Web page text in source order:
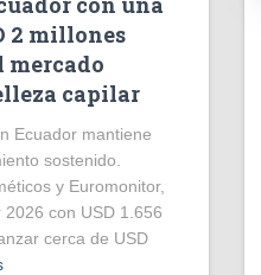
2 millones
mercado
capilar
Ecuador mantiene
sostenido.
y Euromonitor,
con USD 1.656
cerca de USD